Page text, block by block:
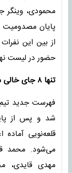
محمودی، وینگر
پایان
از بین این
حضور در لیست
تنها ۸ جای خالی مانده است!
فهرست جدید تیم
شد و پس از
قلعه‌نویی
می‌شود. محمد
مهدی قایدی،